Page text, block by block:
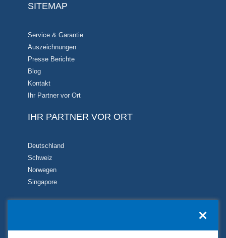
SITEMAP
Service & Garantie
Auszeichnungen
Presse Berichte
Blog
Kontakt
Ihr Partner vor Ort
IHR PARTNER VOR ORT
Deutschland
Schweiz
Norwegen
Singapore
TUKIMET OY